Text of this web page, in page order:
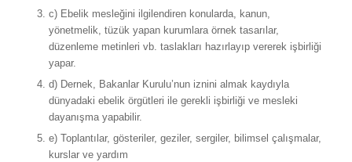
c) Ebelik mesleğini ilgilendiren konularda, kanun,
yönetmelik, tüzük yapan kurumlara örnek tasarılar,
düzenleme metinleri vb. taslakları hazırlayıp vererek işbirliği
yapar.
d) Dernek, Bakanlar Kurulu’nun iznini almak kaydıyla
dünyadaki ebelik örgütleri ile gerekli işbirliği ve mesleki
dayanışma yapabilir.
e) Toplantılar, gösteriler, geziler, sergiler, bilimsel çalışmalar,
kurslar ve yardım